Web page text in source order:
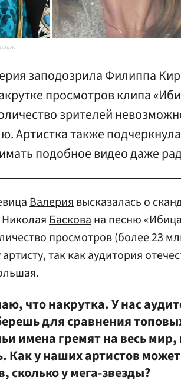
заподозрила Филиппа
просмотров клипа
зрителей
Артистка также
подобное видео даже
Валериявысказалась о
Баскована песню
просмотров (более 23
так как аудитория
что накрутка. У нас
для сравнения
имена гремят на весь
Как у наших артистов
сколько у мега-звезды?